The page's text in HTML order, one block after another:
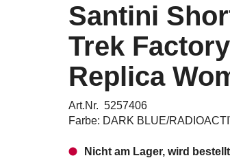
Santini
Trek
Replica
Art.Nr. 5257406
Farbe: DARK BLUE/
Nicht am Lager, wird bestellt